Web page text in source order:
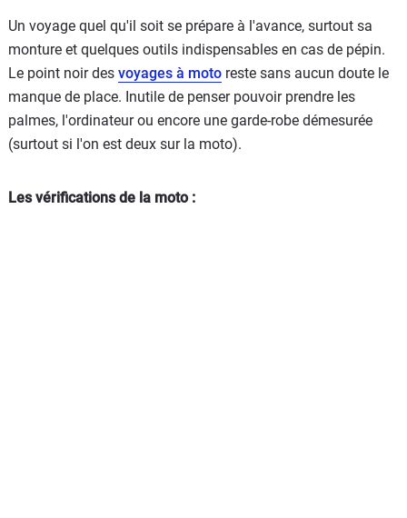
Un voyage quel qu'il soit se prépare à l'avance, surtout sa
monture et quelques outils indispensables en cas de pépin.
Le point noir des voyages à moto reste sans aucun doute le
manque de place. Inutile de penser pouvoir prendre les
palmes, l'ordinateur ou encore une garde-robe démesurée
(surtout si l'on est deux sur la moto).
Les vérifications de la moto :